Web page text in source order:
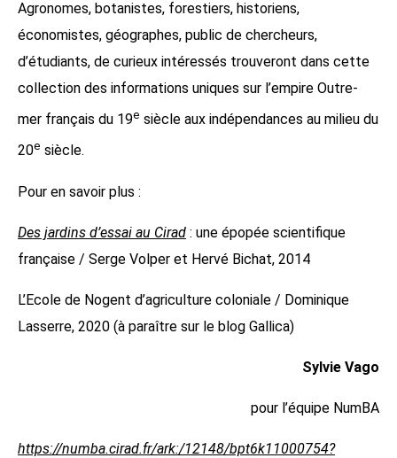
Agronomes, botanistes, forestiers, historiens,
économistes, géographes, public de chercheurs,
d’étudiants, de curieux intéressés trouveront dans cette
collection des informations uniques sur l’empire Outre-
mer français du 19e siècle aux indépendances au milieu du
20e siècle.
Pour en savoir plus :
Des jardins d’essai au Cirad : une épopée scientifique
française / Serge Volper et Hervé Bichat, 2014
L’Ecole de Nogent d’agriculture coloniale / Dominique
Lasserre, 2020 (à paraître sur le blog Gallica)
Sylvie Vago
pour l’équipe NumBA
https://numba.cirad.fr/ark:/12148/bpt6k11000754?